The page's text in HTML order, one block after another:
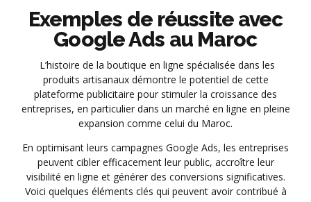
Exemples de réussite avec
Google Ads au Maroc
L’histoire de la boutique en ligne spécialisée dans les
produits artisanaux démontre le potentiel de cette
plateforme publicitaire pour stimuler la croissance des
entreprises, en particulier dans un marché en ligne en pleine
expansion comme celui du Maroc.
En optimisant leurs campagnes Google Ads, les entreprises
peuvent cibler efficacement leur public, accroître leur
visibilité en ligne et générer des conversions significatives.
Voici quelques éléments clés qui peuvent avoir contribué à